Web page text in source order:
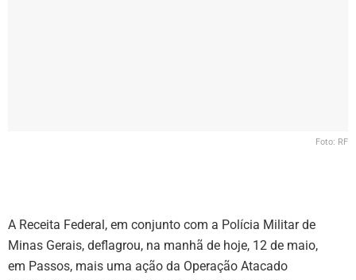
Foto: RF
A Receita Federal, em conjunto com a Polícia Militar de
Minas Gerais, deflagrou, na manhã de hoje, 12 de maio,
em Passos, mais uma ação da Operação Atacado